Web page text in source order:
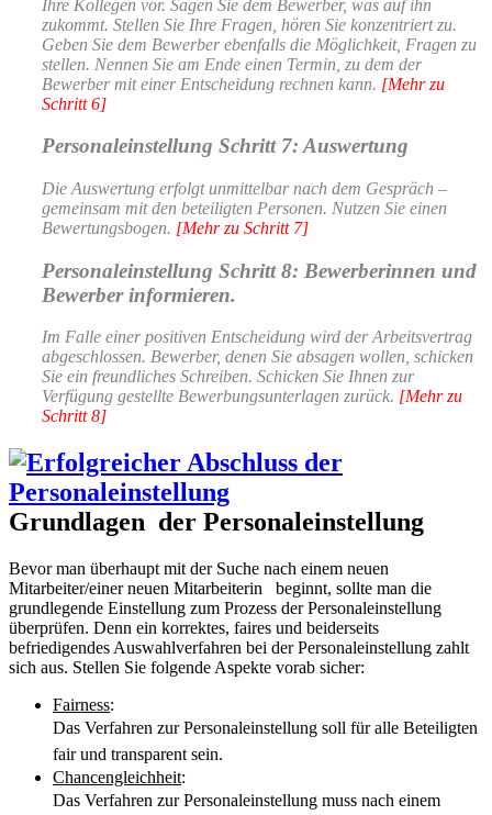
Ihre Kollegen vor. Sagen Sie dem Bewerber, was auf ihn
zukommt. Stellen Sie Ihre Fragen, hören Sie konzentriert zu.
Geben Sie dem Bewerber ebenfalls die Möglichkeit, Fragen zu
stellen. Nennen Sie am Ende einen Termin, zu dem der
Bewerber mit einer Entscheidung rechnen kann. [Mehr zu
Schritt 6]
Personaleinstellung Schritt 7: Auswertung
Die Auswertung erfolgt unmittelbar nach dem Gespräch –
gemeinsam mit den beteiligten Personen. Nutzen Sie einen
Bewertungsbogen. [Mehr zu Schritt 7]
Personaleinstellung Schritt 8: Bewerberinnen und
Bewerber informieren.
Im Falle einer positiven Entscheidung wird der Arbeitsvertrag
abgeschlossen. Bewerber, denen Sie absagen wollen, schicken
Sie ein freundliches Schreiben. Schicken Sie Ihnen zur
Verfügung gestellte Bewerbungsunterlagen zurück. [Mehr zu
Schritt 8]
Grundlagen der Personaleinstellung
Bevor man überhaupt mit der Suche nach einem neuen
Mitarbeiter/einer neuen Mitarbeiterin beginnt, sollte man die
grundlegende Einstellung zum Prozess der Personaleinstellung
überprüfen. Denn ein korrektes, faires und beiderseits
befriedigendes Auswahlverfahren bei der Personaleinstellung zahlt
sich aus. Stellen Sie folgende Aspekte vorab sicher:
Fairness:
Das Verfahren zur Personaleinstellung soll für alle Beteiligten
fair und transparent sein.
Chancengleichheit:
Das Verfahren zur Personaleinstellung muss nach einem